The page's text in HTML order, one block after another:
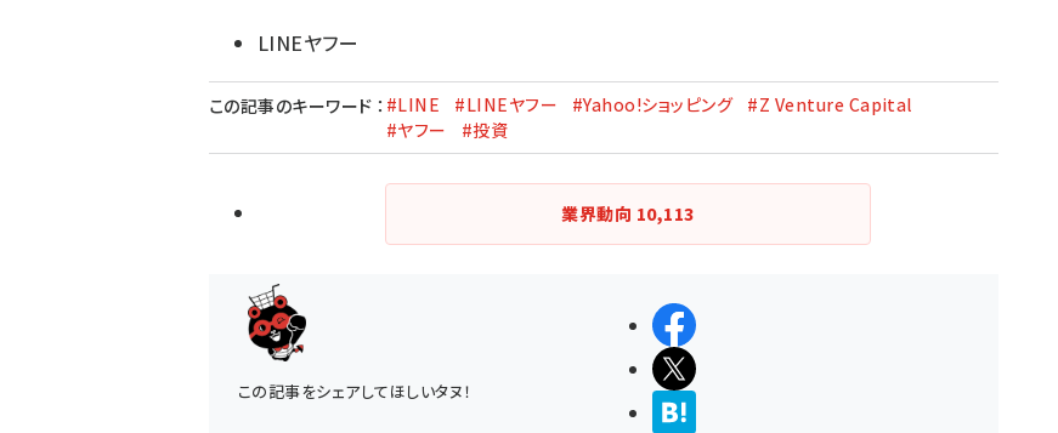
LINEヤフー
この記事のキーワード ： #LINE #LINEヤフー #Yahoo!ショッピング
#Z Venture Capital
#ヤフー
#投資
業界動向 10,113
この記事をシェアしてほしいタヌ！